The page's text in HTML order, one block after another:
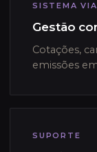
SISTEMA
Gestão
Cotações,
emissões
SUPORTE